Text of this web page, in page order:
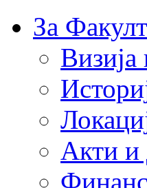
За
Визија
Акти и